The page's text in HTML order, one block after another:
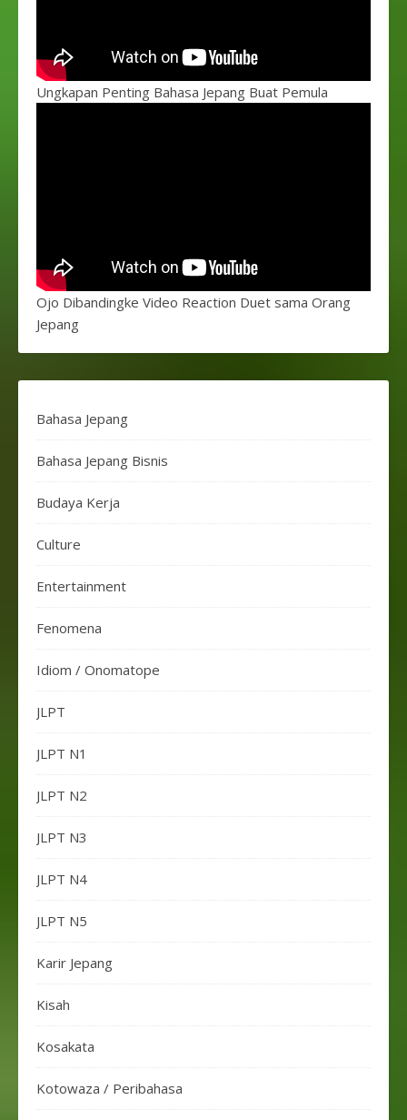
Ungkapan Penting Bahasa Jepang Buat Pemula
Ojo Dibandingke Video Reaction Duet sama Orang
Jepang
Bahasa Jepang
Bahasa Jepang Bisnis
Budaya Kerja
Culture
Entertainment
Fenomena
Idiom / Onomatope
JLPT
JLPT N1
JLPT N2
JLPT N3
JLPT N4
JLPT N5
Karir Jepang
Kisah
Kosakata
Kotowaza / Peribahasa